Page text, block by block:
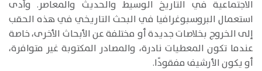
الاجتماعية في التاريخ الوسيط والحديث والمعاصر. وأدى
استعمال البروسبوغرافيا في البحث التاريخي في هذه الحقب
إلى الخروج بخلاصات جديدة أو مختلفة عن الأبحاث الأخرى، خاصة
عندما تكون المعطيات نادرة، والمصادر المكتوبة غير متوافرة،
أو يكون الأرشيف مفقودًا.